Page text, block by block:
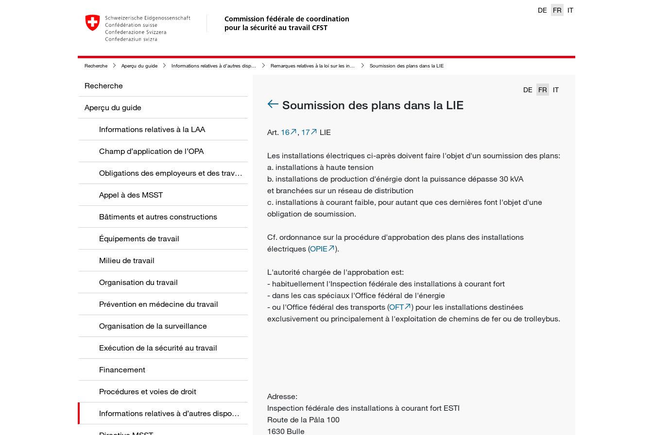
Commission fédérale de coordination
pour la sécurité au travail CFST
DE FR IT
Recherche Aperçu du guide Informations relatives à d’autres dispositions Remarques relatives à la loi sur les installations électriques (LIE) Soumission des plans dans la LIE
Recherche
Aperçu du guide
Informations relatives à la LAA
Champ d’application de l’OPA
Obligations des employeurs et des travailleurs
Appel à des MSST
Bâtiments et autres constructions
Équipements de travail
Milieu de travail
Organisation du travail
Prévention en médecine du travail
Organisation de la surveillance
Exécution de la sécurité au travail
Financement
Procédures et voies de droit
Informations relatives à d’autres dispositions
DE FR IT
Soumission des plans dans la LIE
Art. 16 , 17 LIE
Les installations électriques ci-après doivent faire l'objet d'un soumission des plans:
a. installations à haute tension
b. installations de production d'énérgie dont la puissance dépasse 30 kVA
et branchées sur un réseau de distribution
c. installations à courant faible, pour autant que ces dernières font l'objet d'une
obligation de soumission.
Cf. ordonnance sur la procédure d'approbation des plans des installations
électriques (OPIE ).
L'autorité chargée de l'approbation est:
- habituellement l'Inspection fédérale des installations à courant fort
- dans les cas spéciaux l'Office fédéral de l'énergie
- ou l'Office fédéral des transports (OFT
) pour les installations destinées
exclusivement ou principalement à l'exploitation de chemins de fer ou de trolleybus.
Adresse:
Inspection fédérale des installations à courant fort ESTI
Route de la Pâla 100
1630 Bulle